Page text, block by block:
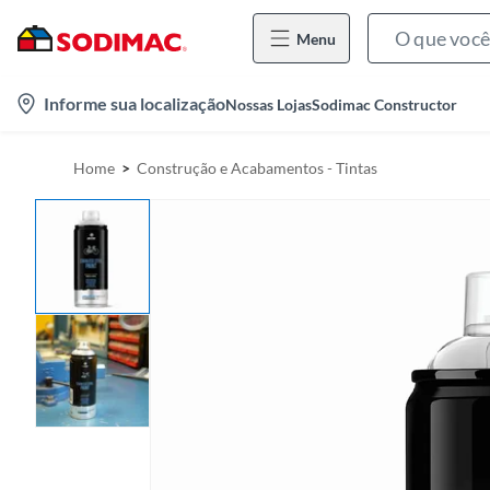
Menu
Informe sua localizaçãoNossas LojasSodimac Constructor
Home Construção e Acabamentos - Tintas